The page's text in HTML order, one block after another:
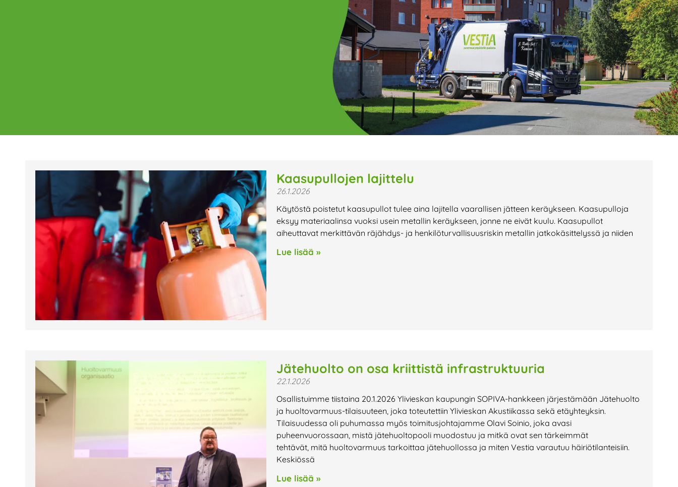
Ajankohtaista
Tältä sivulta löydät Vestian ajankohtaiset uutiset,
mahdolliset poikkeukset aukioloajoissa ja lähiaikojen
tapahtumat.
Kaasupullojen lajittelu
26.1.2026
Käytöstä poistetut kaasupullot tulee aina lajitella vaarallisen jätteen keräykseen. Kaasupulloja
eksyy materiaalinsa vuoksi usein metallin keräykseen, jonne ne eivät kuulu. Kaasupullot
aiheuttavat merkittävän räjähdys- ja henkilöturvallisuusriskin metallin jatkokäsittelyssä ja niiden
Lue lisää »
Jätehuolto on osa kriittistä infrastruktuuria
22.1.2026
Osallistuimme tiistaina 20.1.2026 Ylivieskan kaupungin SOPIVA-hankkeen järjestämään Jätehuolto
ja huoltovarmuus-tilaisuuteen, joka toteutettiin Ylivieskan Akustiikassa sekä etäyhteyksin.
Tilaisuudessa oli puhumassa myös toimitusjohtajamme Olavi Soinio, joka avasi
puheenvuorossaan, mistä jätehuoltopooli muodostuu ja mitkä ovat sen tärkeimmät
tehtävät, mitä huoltovarmuus tarkoittaa jätehuollossa ja miten Vestia varautuu häiriötilanteisiin.
Keskiössä
Lue lisää »
PagePagePagePagePage